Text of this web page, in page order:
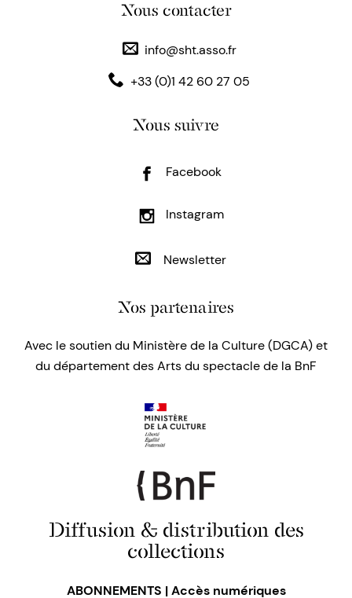
Nous contacter
info@sht.asso.fr
+33 (0)1 42 60 27 05
Nous suivre
Facebook
Instagram
Newsletter
Nos partenaires
Avec le soutien du Ministère de la Culture (DGCA) et
du département des Arts du spectacle de la BnF
Diffusion & distribution des
collections
ABONNEMENTS | Accès numériques